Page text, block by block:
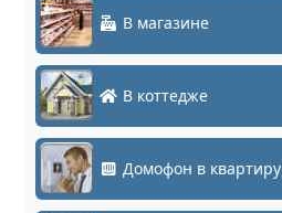
В магазине
В коттедже
Домофон в квартиру